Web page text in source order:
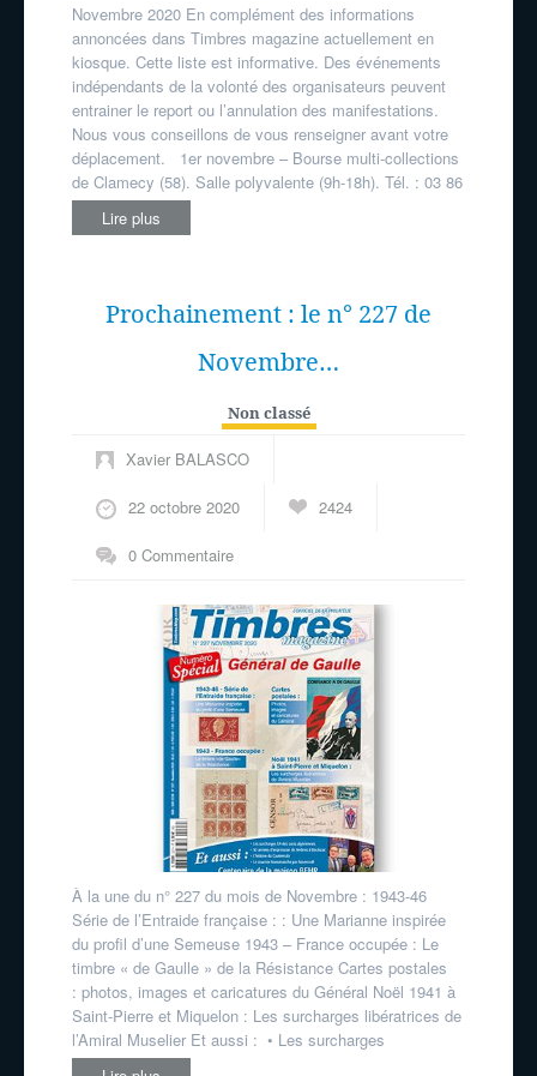
Novembre 2020 En complément des informations
annoncées dans Timbres magazine actuellement en
kiosque. Cette liste est informative. Des événements
indépendants de la volonté des organisateurs peuvent
entrainer le report ou l’annulation des manifestations.
Nous vous conseillons de vous renseigner avant votre
déplacement. 1er novembre – Bourse multi-collections
de Clamecy (58). Salle polyvalente (9h-18h). Tél. : 03 86
Lire plus
Prochainement : le n° 227 de
Novembre…
Non classé
Xavier BALASCO
22 octobre 2020 2424
0 Commentaire
À la une du n° 227 du mois de Novembre : 1943-46
Série de l’Entraide française : : Une Marianne inspirée
du profil d’une Semeuse 1943 – France occupée : Le
timbre « de Gaulle » de la Résistance Cartes postales
: photos, images et caricatures du Général Noël 1941 à
Saint-Pierre et Miquelon : Les surcharges libératrices de
l’Amiral Muselier Et aussi : • Les surcharges